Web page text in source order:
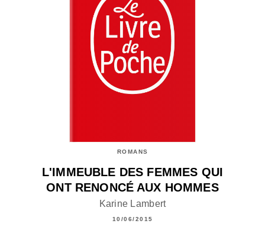
ROMANS
L'IMMEUBLE DES FEMMES QUI
ONT RENONCÉ AUX HOMMES
Karine Lambert
10/06/2015